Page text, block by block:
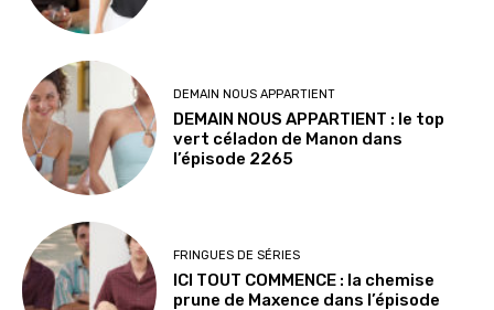
DEMAIN NOUS APPARTIENT
DEMAIN NOUS APPARTIENT : le top
vert céladon de Manon dans
l’épisode 2265
FRINGUES DE SÉRIES
ICI TOUT COMMENCE : la chemise
prune de Maxence dans l’épisode